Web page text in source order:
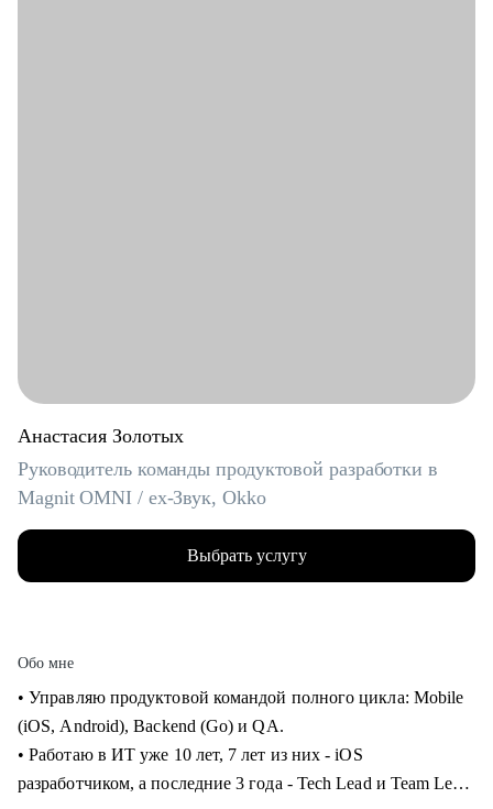
Анастасия Золотых
Руководитель команды продуктовой разработки в
Magnit OMNI / ex-Звук, Okko
Выбрать услугу
Обо мне
• Управляю продуктовой командой полного цикла: Mobile
(iOS, Android), Backend (Go) и QA.
• Работаю в ИТ уже 10 лет, 7 лет из них - iOS
разработчиком, а последние 3 года - Tech Lead и Team Lead.